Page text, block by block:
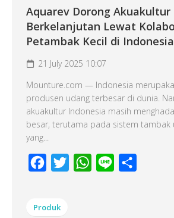
Aquarev Dorong Akuakultur
Berkelanjutan Lewat
Petambak Kecil di Indonesia
21 July 2025 10:07
Mounture.com — Indonesia
produsen udang terbesar di dunia.
akuakultur Indonesia masih
besar, terutama pada sistem tambak
yang...
Facebook
Twitter WhatsApp
Line
Produk